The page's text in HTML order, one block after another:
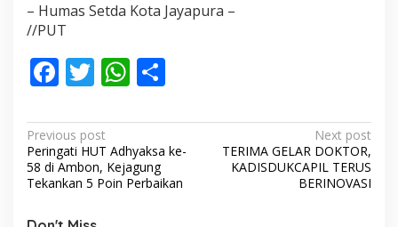
– Humas Setda Kota Jayapura –
//PUT
F
e
b
o
o
T
itt
er
W
at
s
A
ar
e
P
o
s
t
Previous post
Peringati HUT Adhyaksa ke-
58 di Ambon, Kejagung
Tekankan 5 Poin Perbaikan
Next post
TERIMA GELAR DOKTOR,
KADISDUKCAPIL TERUS
BERINOVASI